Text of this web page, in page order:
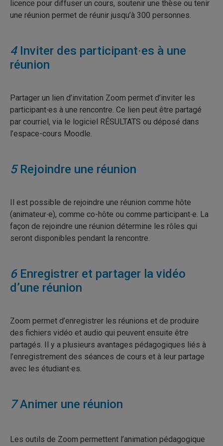
licence pour diffuser un cours, soutenir une thèse ou tenir
une réunion permet de réunir jusqu’à 300 personnes.
4Inviter des participant∙es à une
réunion
Partager un lien d’invitation Zoom permet d’inviter les
participant∙es à une rencontre. Ce lien peut être partagé
par courriel, via le logiciel RÉSULTATS ou déposé dans
l’espace-cours Moodle.
5Rejoindre une réunion
Il est possible de rejoindre une réunion comme hôte
(animateur∙e), comme co-hôte ou comme participant∙e. La
façon de rejoindre une réunion détermine les rôles qui
seront disponibles pendant la rencontre.
6Enregistrer et partager la vidéo
d’une réunion
Zoom permet d’enregistrer les réunions et de produire
des fichiers vidéo et audio qui peuvent ensuite être
partagés. Il y a plusieurs avantages pédagogiques liés à
l’enregistrement des séances de cours et à leur partage
avec les étudiant∙es.
7Animer une réunion
Les outils de Zoom permettent l’animation pédagogique